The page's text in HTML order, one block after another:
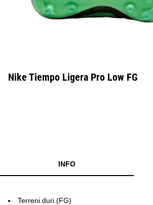
Nike Tiempo Ligera Pro Low FG
INFO
Terreni duri (FG)